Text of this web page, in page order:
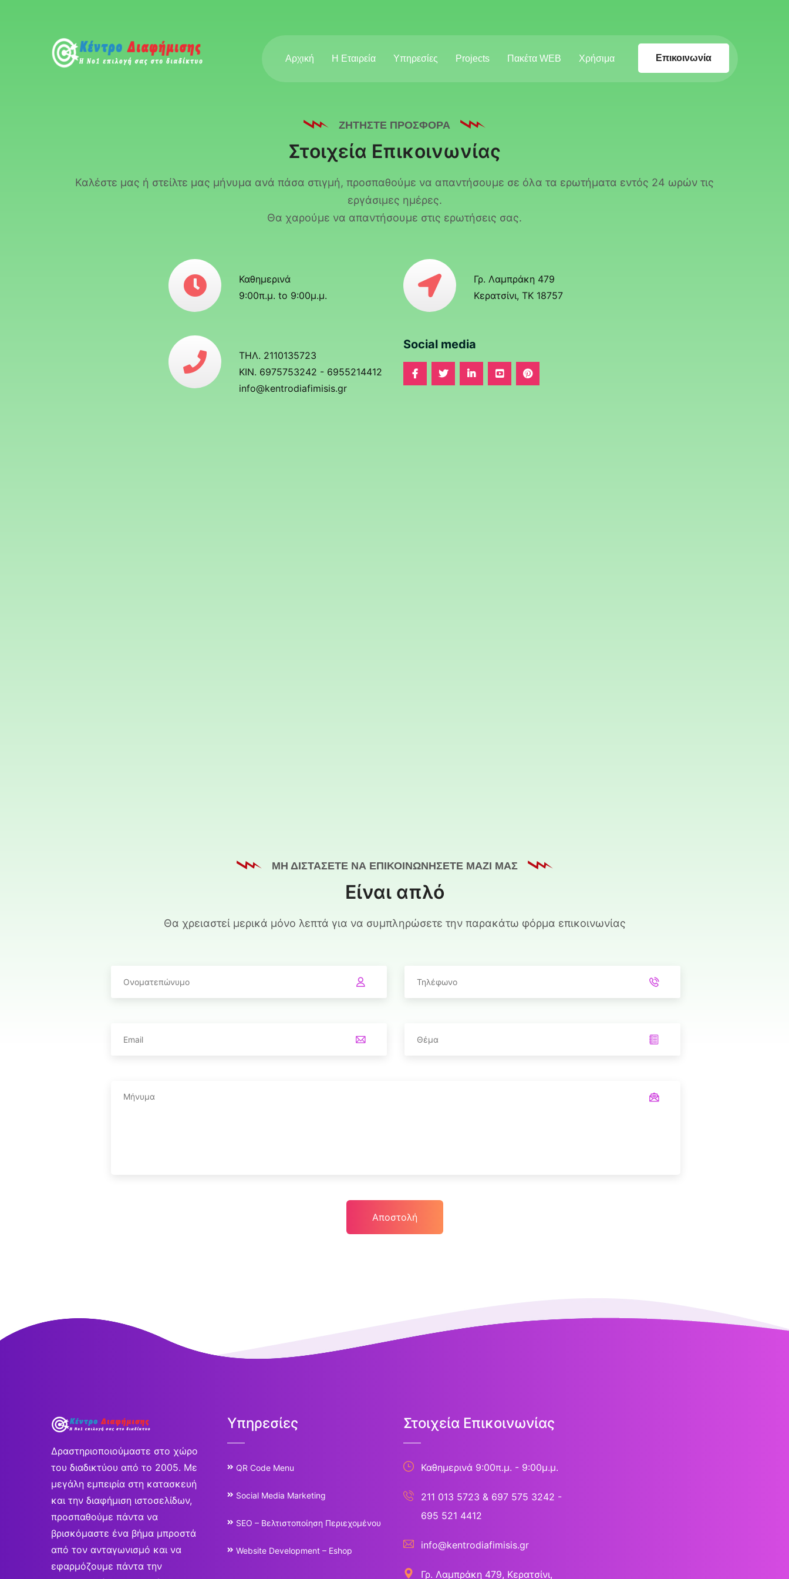
Αρχική Η Εταιρεία Υπηρεσίες Projects Πακέτα WEB Χρήσιμα Επικοινωνία
ΖΗΤΉΣΤΕ ΠΡΟΣΦΟΡΆ
Στοιχεία Επικοινωνίας
Καλέστε μας ή στείλτε μας μήνυμα ανά πάσα στιγμή, προσπαθούμε να απαντήσουμε σε όλα τα ερωτήματα εντός 24 ωρών τις
εργάσιμες ημέρες.
Θα χαρούμε να απαντήσουμε στις ερωτήσεις σας.
Καθημερινά
9:00π.μ. to 9:00μ.μ.
Γρ. Λαμπράκη 479
Κερατσίνι, ΤΚ 18757
ΤΗΛ. 2110135723
ΚΙΝ. 6975753242 - 6955214412
info@kentrodiafimisis.gr
Social media
ΜΗ ΔΙΣΤΆΣΕΤΕ ΝΑ ΕΠΙΚΟΙΝΩΝΗΣΕΤΕ ΜΑΖΙ ΜΑΣ
Είναι απλό
Θα χρειαστεί μερικά μόνο λεπτά για να συμπληρώσετε την παρακάτω φόρμα επικοινωνίας
Δραστηριοποιούμαστε στο χώρο
του διαδικτύου από το 2005. Με
μεγάλη εμπειρία στη κατασκευή
και την διαφήμιση ιστοσελίδων,
προσπαθούμε πάντα να
βρισκόμαστε ένα βήμα μπροστά
από τον ανταγωνισμό και να
εφαρμόζουμε πάντα την
Υπηρεσίες
QR Code Menu
Social Media Marketing
SEO – Βελτιστοποίηση Περιεχομένου
Website Development – Eshop
Στοιχεία Επικοινωνίας
Καθημερινά 9:00π.μ. - 9:00μ.μ.
211 013 5723 & 697 575 3242 -
695 521 4412
info@kentrodiafimisis.gr
Γρ. Λαμπράκη 479, Κερατσίνι,